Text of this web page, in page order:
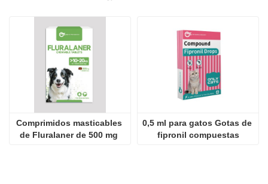
Comprimidos masticables
de Fluralaner de 500 mg
0,5 ml para gatos Gotas de
fipronil compuestas